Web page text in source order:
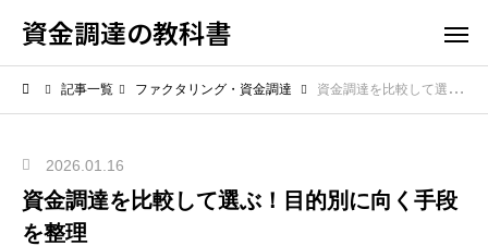
資金調達の教科書
記事一覧 ファクタリング・資金調達 資金調達を比較して選ぶ！目的別に向く手段を整理
2026.01.16
資金調達を比較して選ぶ！目的別に向く手段
を整理